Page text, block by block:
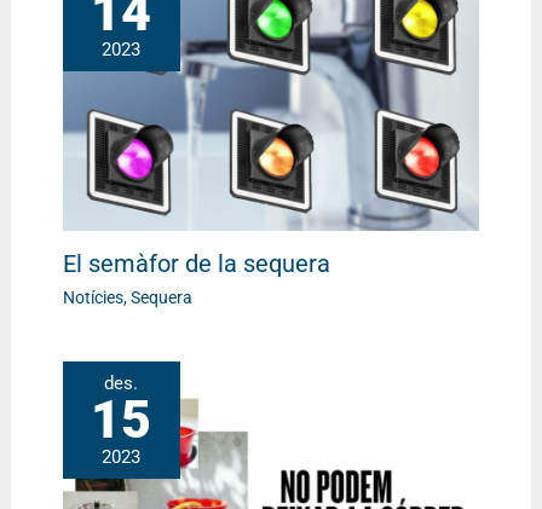
14
2023
El semàfor de la sequera
Notícies,Sequera
des.
15
2023